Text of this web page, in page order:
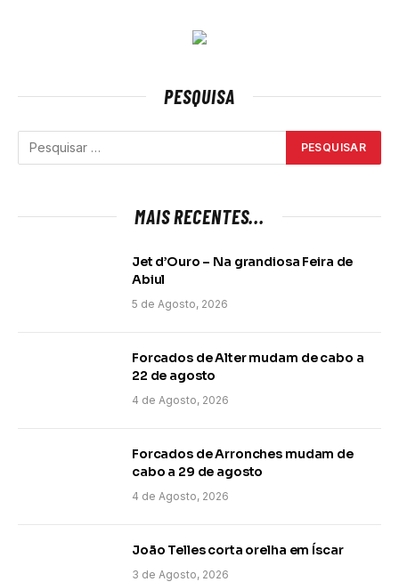
PESQUISA
MAIS RECENTES...
Jet d’Ouro – Na grandiosa Feira de
Abiul
5 de Agosto, 2026
Forcados de Alter mudam de cabo a
22 de agosto
4 de Agosto, 2026
Forcados de Arronches mudam de
cabo a 29 de agosto
4 de Agosto, 2026
João Telles corta orelha em Íscar
3 de Agosto, 2026